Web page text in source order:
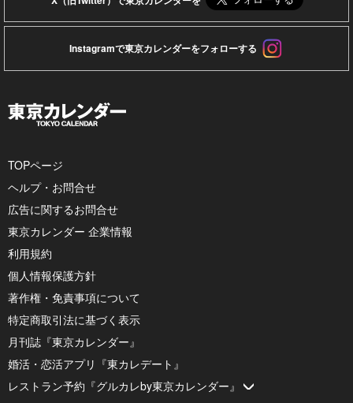
Instagramで東京カレンダーをフォローする
TOPページ
ヘルプ・お問合せ
広告に関するお問合せ
東京カレンダー 企業情報
利用規約
個人情報保護方針
著作権・免責事項について
特定商取引法に基づく表示
月刊誌『東京カレンダー』
婚活・恋活アプリ『東カレデート』
レストラン予約『グルカレby東京カレンダー』